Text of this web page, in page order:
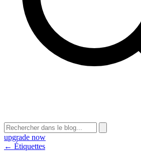
upgrade now
← Étiquettes